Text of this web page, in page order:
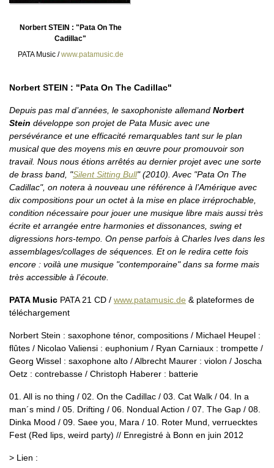
Norbert STEIN : "Pata On The
Cadillac"
PATA Music /www.patamusic.de
Norbert STEIN : "Pata On The Cadillac"
Depuis pas mal d’années, le saxophoniste allemand Norbert
Stein développe son projet de Pata Music avec une
persévérance et une efficacité remarquables tant sur le plan
musical que des moyens mis en œuvre pour promouvoir son
travail. Nous nous étions arrêtés au dernier projet avec une sorte
de brass band, "Silent Sitting Bull" (2010). Avec "Pata On The
Cadillac", on notera à nouveau une référence à l’Amérique avec
dix compositions pour un octet à la mise en place irréprochable,
condition nécessaire pour jouer une musique libre mais aussi très
écrite et arrangée entre harmonies et dissonances, swing et
digressions hors-tempo. On pense parfois à Charles Ives dans les
assemblages/collages de séquences. Et on le redira cette fois
encore : voilà une musique "contemporaine" dans sa forme mais
très accessible à l’écoute.
PATA Music PATA 21 CD / www.patamusic.de & plateformes de
téléchargement
Norbert Stein : saxophone ténor, compositions / Michael Heupel :
flûtes / Nicolao Valiensi : euphonium / Ryan Carniaux : trompette /
Georg Wissel : saxophone alto / Albrecht Maurer : violon / Joscha
Oetz : contrebasse / Christoph Haberer : batterie
01. All is no thing / 02. On the Cadillac / 03. Cat Walk / 04. In a
man´s mind / 05. Drifting / 06. Nondual Action / 07. The Gap / 08.
Dinka Mood / 09. Saee you, Mara / 10. Roter Mund, verruecktes
Fest (Red lips, weird party) // Enregistré à Bonn en juin 2012
> Lien :